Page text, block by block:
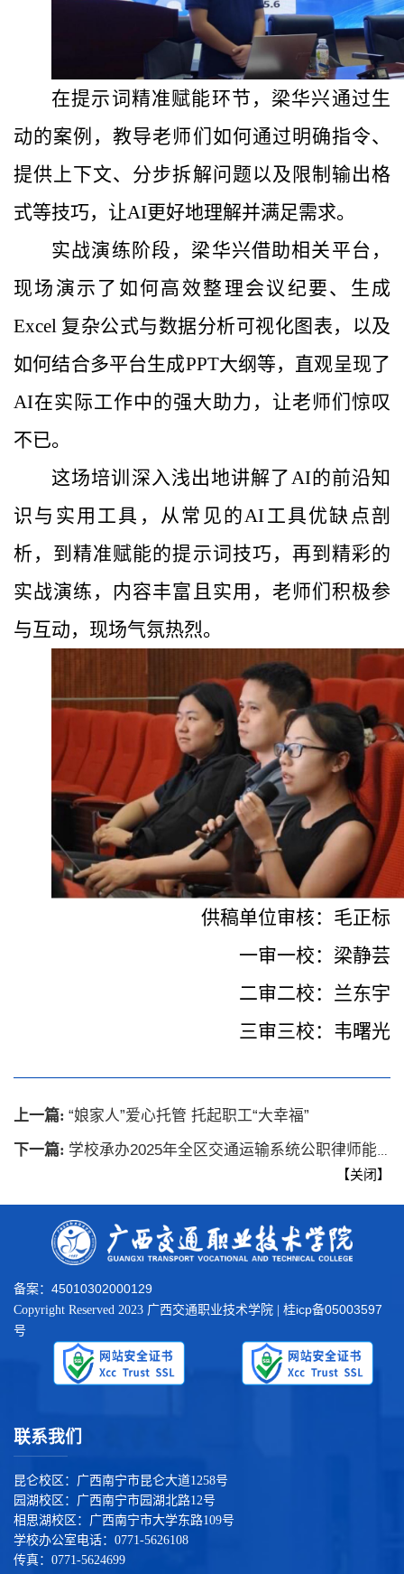
在提示词精准赋能环节，梁华兴通过生
动的案例，教导老师们如何通过明确指令、
提供上下文、分步拆解问题以及限制输出格
式等技巧，让AI更好地理解并满足需求。
实战演练阶段，梁华兴借助相关平台，
现场演示了如何高效整理会议纪要、生成
Excel 复杂公式与数据分析可视化图表，以及
如何结合多平台生成PPT大纲等，直观呈现了
AI在实际工作中的强大助力，让老师们惊叹
不已。
这场培训深入浅出地讲解了AI的前沿知
识与实用工具，从常见的AI工具优缺点剖
析，到精准赋能的提示词技巧，再到精彩的
实战演练，内容丰富且实用，老师们积极参
与互动，现场气氛热烈。
供稿单位审核：毛正标
一审一校：梁静芸
二审二校：兰东宇
三审三校：韦曙光
上一篇: “娘家人”爱心托管 托起职工“大幸福”
下一篇: 学校承办2025年全区交通运输系统公职律师能力提升培训班
【关闭】
备案： 45010302000129
Copyright Reserved 2023 广西交通职业技术学院 | 桂icp备05003597
号
联系我们
昆仑校区：广西南宁市昆仑大道1258号
园湖校区：广西南宁市园湖北路12号
相思湖校区：广西南宁市大学东路109号
学校办公室电话：0771-5626108
传真：0771-5624699